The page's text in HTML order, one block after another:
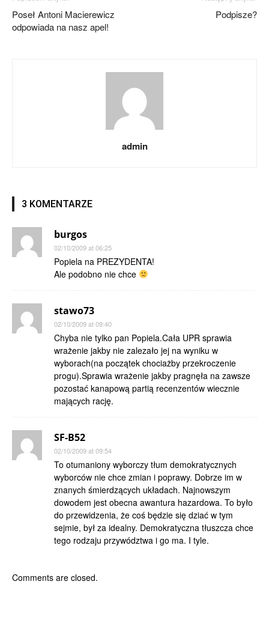
Poseł Antoni Macierewicz
odpowiada na nasz apel!
Podpisze?
admin
3 KOMENTARZE
burgos
02/10/2009 at 06:25
Popiela na PREZYDENTA!
Ale podobno nie chce
stawo73
02/10/2009 at 09:40
Chyba nie tylko pan Popiela.Cała UPR sprawia
wrażenie jakby nie zalezało jej na wyniku w
wyborach(na początek chociażby przekroczenie
progu).Sprawia wrażenie jakby pragnęła na zawsze
pozostać kanapową partią recenzentów wiecznie
mających rację.
SF-B52
02/10/2009 at 09:54
To otumaniony wyborczy tłum demokratycznych
wyborców nie chce zmian i poprawy. Dobrze im w
znanych śmierdzących układach. Najnowszym
dowodem jest obecna awantura hazardowa. To było
do przewidzenia, że coś będzie się dziać w tym
sejmie, był za idealny. Demokratyczna tłuszcza chce
tego rodzaju przywództwa i go ma. I tyle.
Comments are closed.